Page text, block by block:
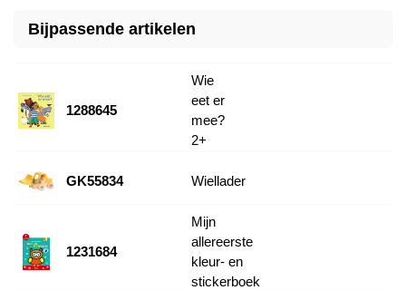
Bijpassende artikelen
1288645
Wie
eet er
mee?
2+
GK55834 Wiellader
1231684
Mijn
allereerste
kleur- en
stickerboek